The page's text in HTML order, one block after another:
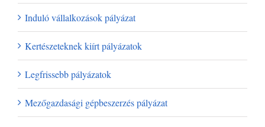
Induló vállalkozások pályázat
Kertészeteknek kiírt pályázatok
Legfrissebb pályázatok
Mezőgazdasági gépbeszerzés pályázat